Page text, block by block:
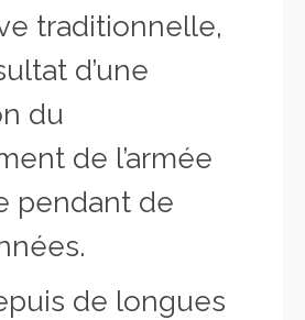
traditionnelle,
d’une
du
de l’armée
pendant de
de longues